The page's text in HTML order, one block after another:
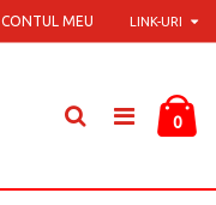
LINK-URI
CONTUL MEU
0